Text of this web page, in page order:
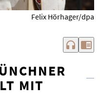
Felix Hörhager/dpa
headphones chrome_reader_mode
MIT